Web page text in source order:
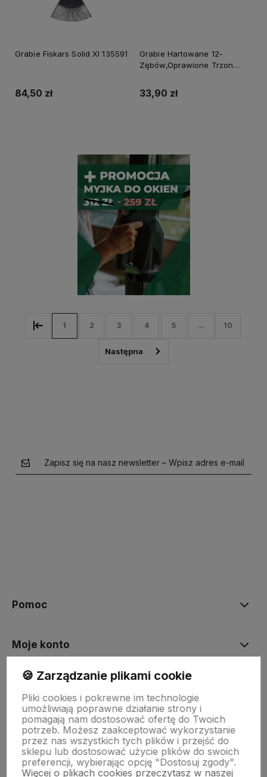
Grabie Fiskars Solid Xl 135591
84,50 zł
Grabie Hartowane 12-
Zębów,Oprawione Trzon
Garden S-80113
33,90 zł
1 2 3 4 5 ... 10
Zapisz się na nasz newsletter – Wpisz adres e-mail
Pomoc
Moje konto
Płatności i dostawa
Informacje
O nas
🍪 Zarządzanie plikami cookie
Pliki cookies i pokrewne im technologie
umożliwiają poprawne działanie strony i
pomagają nam dostosować ofertę do Twoich
potrzeb. Możesz zaakceptować wykorzystanie
przez nas wszystkich tych plików i przejść do
sklepu lub dostosować użycie plików do swoich
preferencji, wybierając opcję "Dostosuj zgody".
Więcej o plikach cookies przeczytasz w naszej